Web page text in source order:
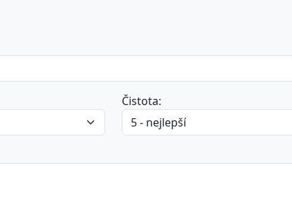
Čistota: